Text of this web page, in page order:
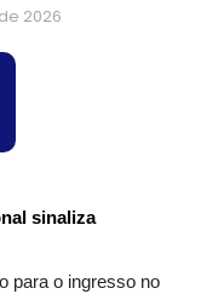
2026
sinaliza
para o ingresso no